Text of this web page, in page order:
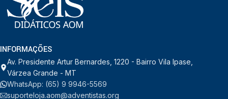
INFORMAÇÕES
Av. Presidente Artur Bernardes, 1220 - Bairro Vila Ipase,
Várzea Grande - MT
WhatsApp: (65) 9 9946-5569
suporteloja.aom@adventistas.org